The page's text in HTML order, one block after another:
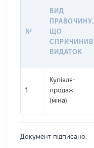
№
ВИД
ПРАВОЧИНУ,
ЩО
СПРИЧИНИВ
ВИДАТОК
1
Купівля-
продаж
(міна)
Документ підписано: